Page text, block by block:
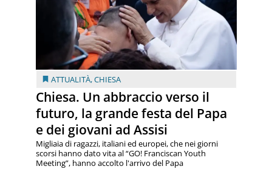
ATTUALITÀ,CHIESA
Chiesa. Un abbraccio verso il
futuro, la grande festa del Papa
e dei giovani ad Assisi
Migliaia di ragazzi, italiani ed europei, che nei giorni
scorsi hanno dato vita al “GO! Franciscan Youth
Meeting”, hanno accolto l'arrivo del Papa